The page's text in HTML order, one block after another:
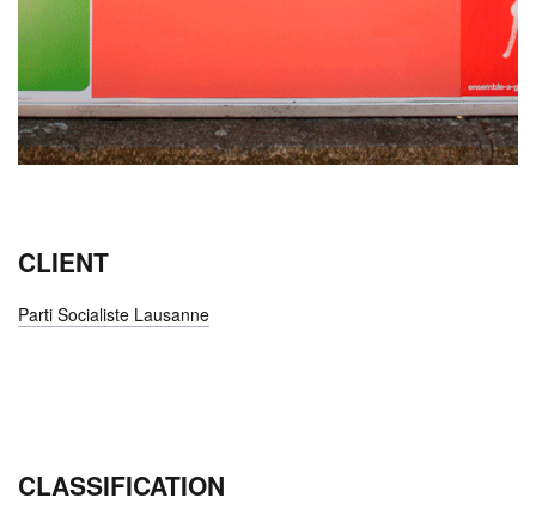
CLIENT
Parti Socialiste Lausanne
CLASSIFICATION